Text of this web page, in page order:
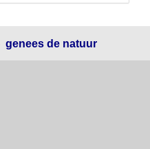
genees de natuur